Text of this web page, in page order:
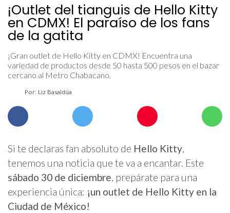
¡Outlet del tianguis de Hello Kitty
en CDMX! El paraíso de los fans
de la gatita
¡Gran outlet de Hello Kitty en CDMX! Encuentra una
variedad de productos desde 50 hasta 500 pesos en el bazar
cercano al Metro Chabacano.
Por: Liz Basaldúa
Si te declaras fan absoluto de Hello Kitty,
tenemos una noticia que te va a encantar. Este
sábado 30 de diciembre, prepárate para una
experiencia única: ¡un outlet de Hello Kitty en la
Ciudad de México!